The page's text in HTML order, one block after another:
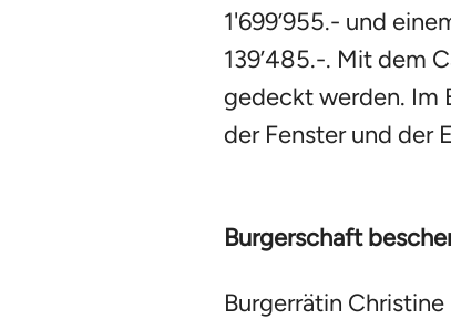
1'699’955.- und
139’485.-. Mit dem
gedeckt werden. Im
der Fenster und der
Burgerschaft
Burgerrätin